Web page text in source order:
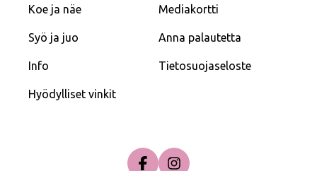
Koe ja näe
Syö ja juo
Info
Hyödylliset vinkit
Mediakortti
Anna palautetta
Tietosuojaseloste